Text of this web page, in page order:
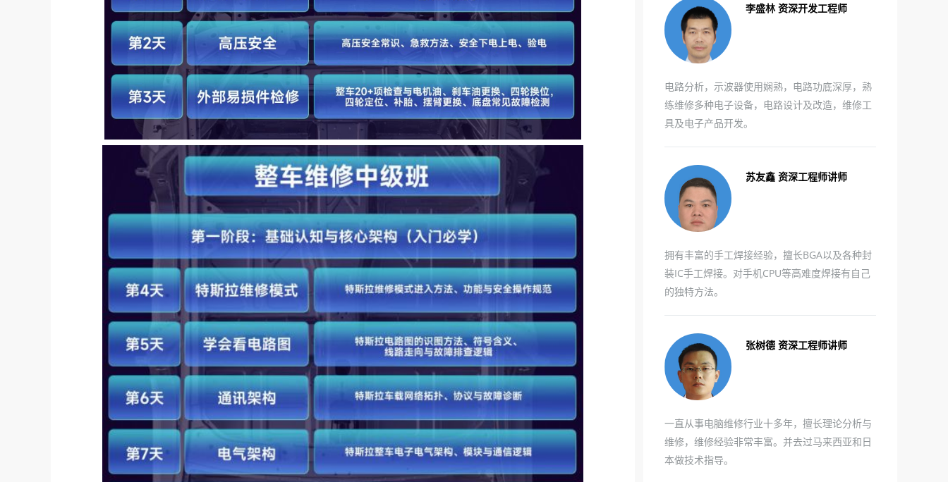
李盛林 资深开发工程师
电路分析，示波器使用娴熟，电路功底深厚，熟
练维修多种电子设备，电路设计及改造，维修工
具及电子产品开发。
苏友鑫 资深工程师讲师
拥有丰富的手工焊接经验，擅长BGA以及各种封
装IC手工焊接。对手机CPU等高难度焊接有自己
的独特方法。
张树德 资深工程师讲师
一直从事电脑维修行业十多年，擅长理论分析与
维修，维修经验非常丰富。并去过马来西亚和日
本做技术指导。